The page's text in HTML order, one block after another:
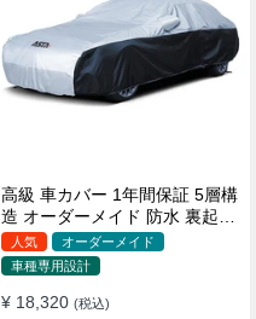
高級 車カバー 1年間保証 5層構
造 オーダーメイド 防水 裏起毛
台風対策 黄砂対策 車種専用
人気
オーダーメイド
車種専用設計
¥ 18,320 (税込)